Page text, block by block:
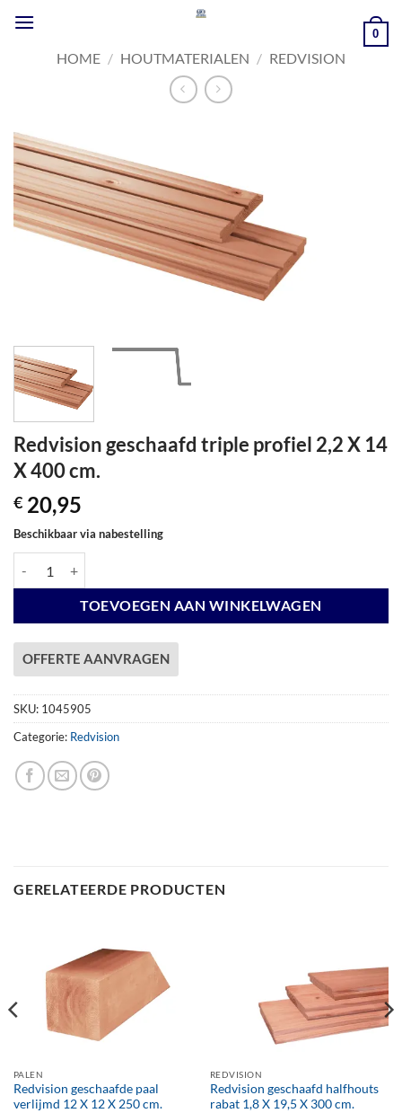
naar
0
HOME / HOUTMATERIALEN / REDVISION
Redvision geschaafd triple profiel 2,2 X 14
X 400 cm.
€ 20,95
Beschikbaar via nabestelling
TOEVOEGEN AAN WINKELWAGEN
OFFERTE AANVRAGEN
SKU: 1045905
Categorie: Redvision
GERELATEERDE PRODUCTEN
PALEN
Redvision geschaafde paal
verlijmd 12 X 12 X 250 cm.
REDVISION
Redvision geschaafd halfhouts
rabat 1,8 X 19,5 X 300 cm.